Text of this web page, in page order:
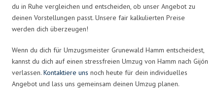
du in Ruhe vergleichen und entscheiden, ob unser Angebot zu
deinen Vorstellungen passt. Unsere fair kalkulierten Preise
werden dich überzeugen!
Wenn du dich für Umzugsmeister Grunewald Hamm entscheidest,
kannst du dich auf einen stressfreien Umzug von Hamm nach Gijón
verlassen. Kontaktiere uns noch heute für dein individuelles
Angebot und lass uns gemeinsam deinen Umzug planen.